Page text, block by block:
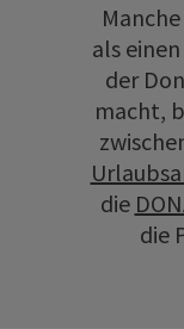
als
der
macht,
die
die